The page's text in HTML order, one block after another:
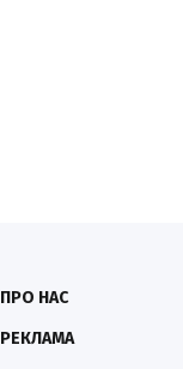
ПРО НАС
РЕКЛАМА